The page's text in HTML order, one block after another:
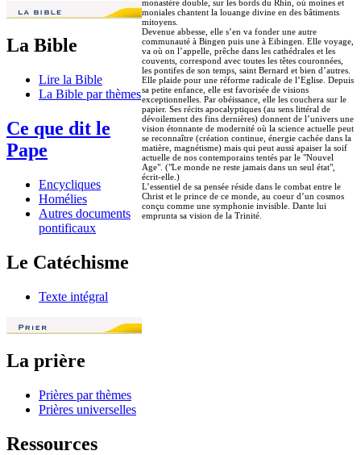
La Bible
Lire la Bible
La Bible par thèmes
Ce que dit le
Pape
Encycliques
Homélies
Autres documents
pontificaux
Le Catéchisme
Texte intégral
La prière
Prières par thèmes
Prières universelles
Ressources
monastère double, sur les bords du Rhin, où moines et
moniales chantent la louange divine en des bâtiments
mitoyens.
Devenue abbesse, elle s’en va fonder une autre
communauté à Bingen puis une à Eibingen. Elle voyage,
va où on l’appelle, prêche dans les cathédrales et les
couvents, correspond avec toutes les têtes couronnées,
les pontifes de son temps, saint Bernard et bien d’autres.
Elle plaide pour une réforme radicale de l’Eglise. Depuis
sa petite enfance, elle est favorisée de visions
exceptionnelles. Par obéissance, elle les couchera sur le
papier. Ses récits apocalyptiques (au sens littéral de
dévoilement des fins dernières) donnent de l’univers une
vision étonnante de modernité où la science actuelle peut
se reconnaître (création continue, énergie cachée dans la
matière, magnétisme) mais qui peut aussi apaiser la soif
actuelle de nos contemporains tentés par le "Nouvel
Age". ("Le monde ne reste jamais dans un seul état",
écrit-elle.)
L’essentiel de sa pensée réside dans le combat entre le
Christ et le prince de ce monde, au coeur d’un cosmos
conçu comme une symphonie invisible. Dante lui
emprunta sa vision de la Trinité.